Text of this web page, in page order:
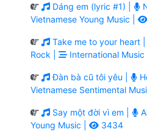
Dáng em (lyric #1) |
Vietnamese Young Music |
Take me to your heart |
Rock |
International Music |
Đàn bà cũ tôi yêu |
Vietnamese Sentimental
Say một đời vì em |
Young Music |
3434